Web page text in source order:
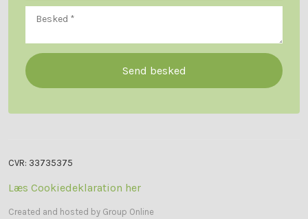
CVR​: 33735375
Læs Cookiedeklaration her​
Created and hosted by Group Online